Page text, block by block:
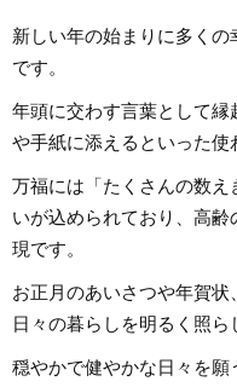
新しい年の始まりに多く
です。
年頭に交わす言葉として
や手紙に添えるといった使
万福には「たくさんの数
いが込められており、高
現です。
お正月のあいさつや年賀状
日々の暮らしを明るく照ら
穏やかで健やかな日々を